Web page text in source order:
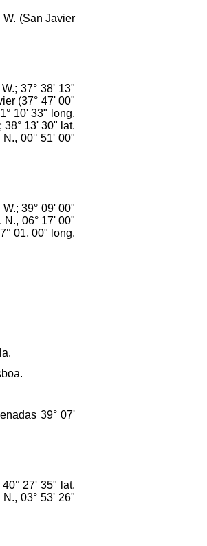
(San Javier
37° 38' 13"
(37° 47' 00"
10' 33" long.
38° 13' 30" lat.
00° 51' 00"
39° 09' 00"
N., 06° 17' 00"
01, 00" long.
39° 07'
27' 35" lat.
03° 53' 26"